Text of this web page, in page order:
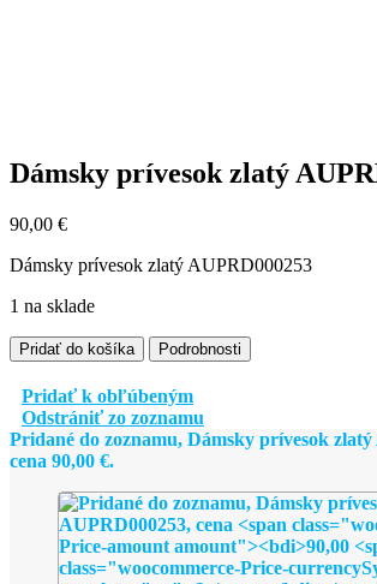
Dámsky prívesok zlatý
90,00 €
Dámsky prívesok zlatý AUPRD000253
1 na sklade
množstvo
Dámsky
prívesok
zlatý
AUPRD000253
Pridať do košíka Podrobnosti
Pridať k obľúbeným
Odstrániť zo zoznamu
Pridané do zoznamu, Dámsky prívesok
cena 90,00 €.